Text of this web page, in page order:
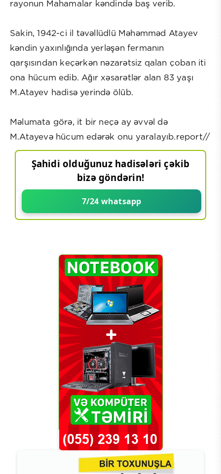
rayonun Mahamalar kəndində baş verib.
Sakin, 1942-ci il təvəllüdlü Məhəmməd Atayev
kəndin yaxınlığında yerləşən fermanın
qarşısından keçərkən nəzarətsiz qalan çoban iti
ona hücum edib. Ağır xəsarətlər alan 83 yaşı
M.Atayev hadisə yerində ölüb.
Məlumata görə, it bir neçə ay əvvəl də
M.Atayevə hücum edərək onu yaralayıb.report//
Şahidi olduğunuz hadisələri çəkib
bizə göndərin!
7/24 whatsapp